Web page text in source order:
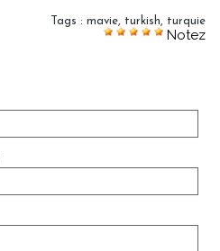
Tags : mavie, turkish, turquie
Notez